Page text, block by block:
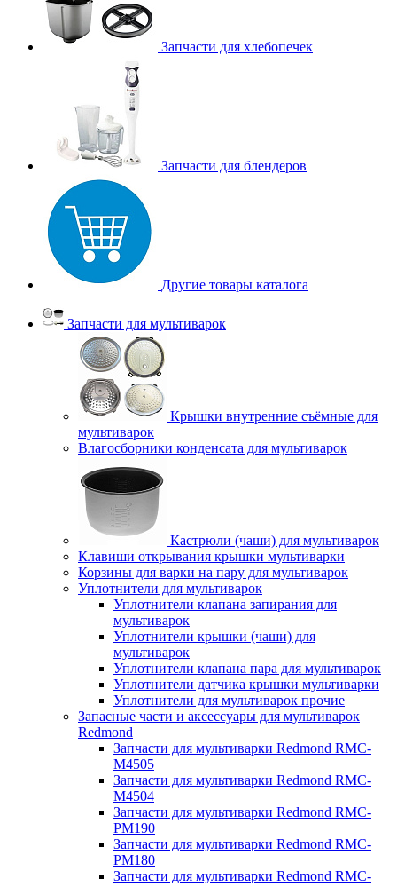
Запчасти для хлебопечек
Запчасти для блендеров
Другие товары каталога
Запчасти для мультиварок
Крышки внутренние съёмные для
мультиварок
Влагосборники конденсата для мультиварок
Кастрюли (чаши) для мультиварок
Клавиши открывания крышки мультиварки
Корзины для варки на пару для мультиварок
Уплотнители для мультиварок
Уплотнители клапана запирания для
мультиварок
Уплотнители крышки (чаши) для
мультиварок
Уплотнители клапана пара для мультиварок
Уплотнители датчика крышки мультиварки
Уплотнители для мультиварок прочие
Запасные части и аксессуары для мультиварок
Redmond
Запчасти для мультиварки Redmond RMC-
M4505
Запчасти для мультиварки Redmond RMC-
M4504
Запчасти для мультиварки Redmond RMC-
PM190
Запчасти для мультиварки Redmond RMC-
PM180
Запчасти для мультиварки Redmond RMC-